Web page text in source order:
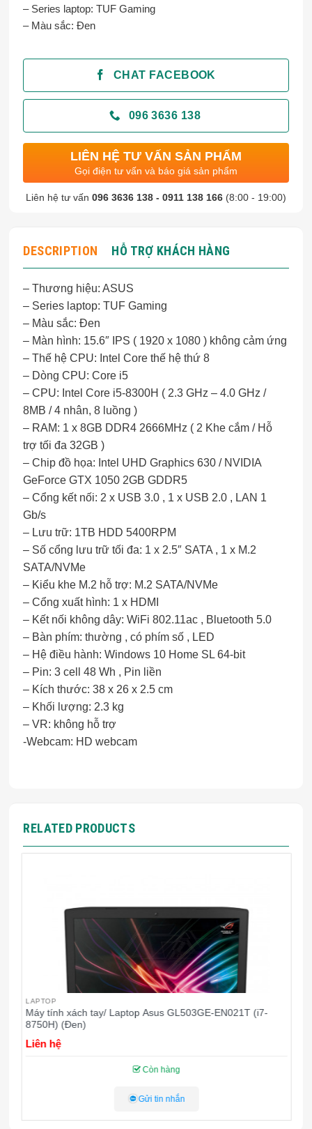
– Series laptop: TUF Gaming
– Màu sắc: Đen
CHAT FACEBOOK
096 3636 138
Liên hệ tư vấn 096 3636 138 - 0911 138 166 (8:00 - 19:00)
LIÊN HỆ TƯ VẤN SẢN PHẨM
Gọi điện tư vấn và báo giá sản phẩm
DESCRIPTION HỖ TRỢ KHÁCH HÀNG
– Thương hiệu: ASUS
– Series laptop: TUF Gaming
– Màu sắc: Đen
– Màn hình: 15.6″ IPS ( 1920 x 1080 ) không cảm ứng
– Thế hệ CPU: Intel Core thế hệ thứ 8
– Dòng CPU: Core i5
– CPU: Intel Core i5-8300H ( 2.3 GHz – 4.0 GHz /
8MB / 4 nhân, 8 luồng )
– RAM: 1 x 8GB DDR4 2666MHz ( 2 Khe cắm / Hỗ
trợ tối đa 32GB )
– Chip đồ họa: Intel UHD Graphics 630 / NVIDIA
GeForce GTX 1050 2GB GDDR5
– Cổng kết nối: 2 x USB 3.0 , 1 x USB 2.0 , LAN 1
Gb/s
– Lưu trữ: 1TB HDD 5400RPM
– Số cổng lưu trữ tối đa: 1 x 2.5″ SATA , 1 x M.2
SATA/NVMe
– Kiểu khe M.2 hỗ trợ: M.2 SATA/NVMe
– Cổng xuất hình: 1 x HDMI
– Kết nối không dây: WiFi 802.11ac , Bluetooth 5.0
– Bàn phím: thường , có phím số , LED
– Hệ điều hành: Windows 10 Home SL 64-bit
– Pin: 3 cell 48 Wh , Pin liền
– Kích thước: 38 x 26 x 2.5 cm
– Khối lượng: 2.3 kg
– VR: không hỗ trợ
-Webcam: HD webcam
RELATED PRODUCTS
LAPTOP
Máy tính xách tay/ Laptop Asus GL503GE-EN021T (i7-
8750H) (Đen)
Liên hệ
Còn hàng
Gửi tin nhắn